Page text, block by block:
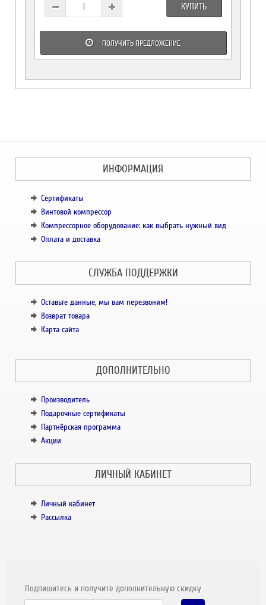
КУПИТЬ
ПОЛУЧИТЬ ПРЕДЛОЖЕНИЕ
ИНФОРМАЦИЯ
Сертификаты
Винтовой компрессор
Компрессорное оборудование: как выбрать нужный вид
Оплата и доставка
СЛУЖБА ПОДДЕРЖКИ
Оставьте данные, мы вам перезвоним!
Возврат товара
Карта сайта
ДОПОЛНИТЕЛЬНО
Производитель
Подарочные сертификаты
Партнёрская программа
Акции
ЛИЧНЫЙ КАБИНЕТ
Личный кабинет
Рассылка
Подпишитесь и получите дополнительную скидку